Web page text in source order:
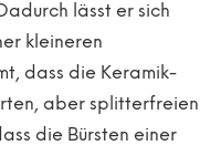
lässt er sich
kleineren
dass die Keramik-
aber splitterfreien
die Bürsten einer